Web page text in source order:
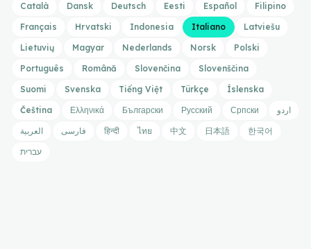
Català Dansk Deutsch Eesti Español
Filipino
Français
Hrvatski Indonesia Italiano
Latviešu
Lietuvių
Magyar Nederlands Norsk
Polski
Português
Română Slovenčina
Slovenščina
Suomi
Svenska Tiếng Việt Türkçe
Íslenska
Čeština
Ελληνικά Български Русский Српски
اردو
العربية
فارسی हिन्दी ไทย 中文 日本語
한국어
עברית